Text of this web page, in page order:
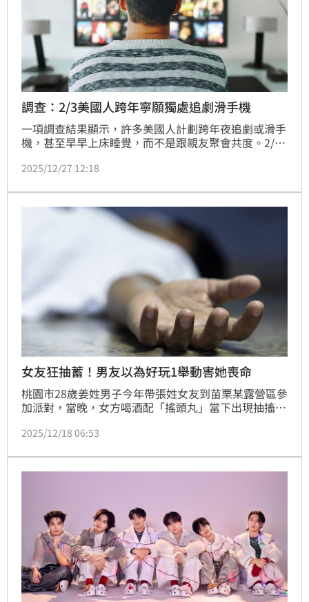
調查：2/3美國人跨年寧願獨處追劇滑手機
一項調查結果顯示，許多美國人計劃跨年夜追劇或滑手
機，甚至早早上床睡覺，而不是跟親友聚會共度。2/3
2025/12/27 12:18
女友狂抽蓄！男友以為好玩1舉動害她喪命
桃園市28歲姜姓男子今年帶張姓女友到苗栗某露營區參
加派對，當晚，女方喝酒配「搖頭丸」當下出現抽搐、
玩用手機拍下張女反應，未將人送醫，直到隔天，發現
也因案遭檢方依過失致死罪嫌起訴。
2025/12/18 06:53